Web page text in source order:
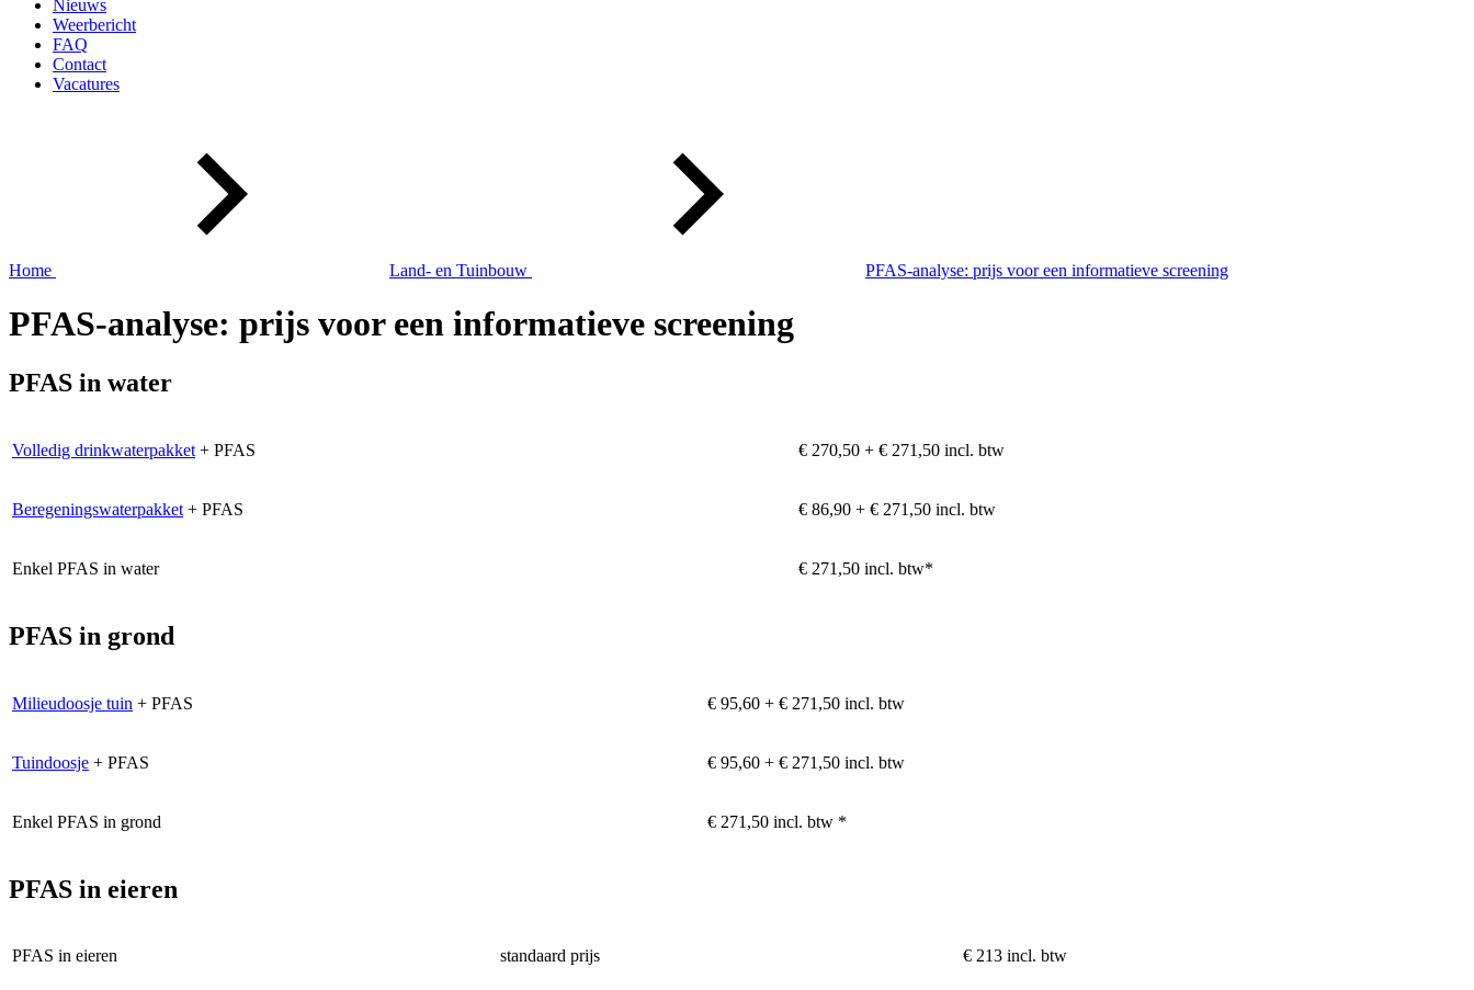
Nieuws
Weerbericht
FAQ
Contact
Vacatures
Home Land- en Tuinbouw PFAS-analyse: prijs voor een informatieve screening
PFAS-analyse: prijs voor een informatieve screening
PFAS in water
Volledig drinkwaterpakket + PFAS € 270,50 + € 271,50 incl. btw
Beregeningswaterpakket + PFAS € 86,90 + € 271,50 incl. btw
Enkel PFAS in water € 271,50 incl. btw*
PFAS in grond
Milieudoosje tuin + PFAS € 95,60 + € 271,50 incl. btw
Tuindoosje + PFAS € 95,60 + € 271,50 incl. btw
Enkel PFAS in grond € 271,50 incl. btw *
PFAS in eieren
PFAS in eieren standaard prijs € 213 incl. btw